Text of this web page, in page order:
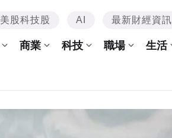
美股科技股 AI 最新財經資訊
商業 科技 職場 生活